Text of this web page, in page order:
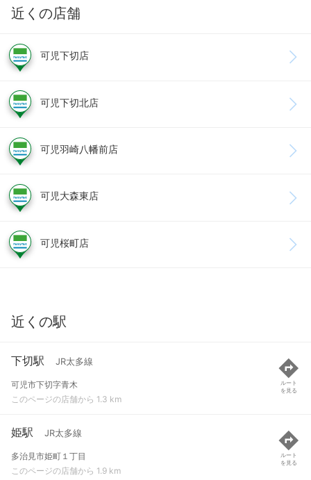
近くの店舗
可児下切店
可児下切北店
可児羽崎八幡前店
可児大森東店
可児桜町店
近くの駅
下切駅 JR太多線
可児市下切字青木
このページの店舗から 1.3 km
ルート
を見る
姫駅 JR太多線
多治見市姫町１丁目
このページの店舗から 1.9 km
ルート
を見る